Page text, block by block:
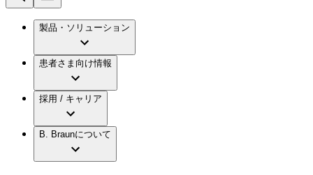
メンテナンスプログラム
国内の修理サービスセンター
手術器具の管理、再生処理工程の業務改善
製品・診療領域
歯科
低侵襲手術 （内視鏡外科手術）
腰椎椎間板ヘルニアについて
水頭症について
慢性創傷の治癒
アクトリーン ハイライト カテ
アクトリーン ハイライト セット
疾患・症状
ビー・ブラウンエースクラップ株式会社の
ビー・ブラウンエースクラップ株式会社の
会社概要
報
要
キャリア（B. Braunで働くということ）
ビジョンとバリュー
ブランド
ついて
イノベーション
私たちの責任
製品・ソリューション
患者さま向け情報
採用 / キャリア
B. Braunについて